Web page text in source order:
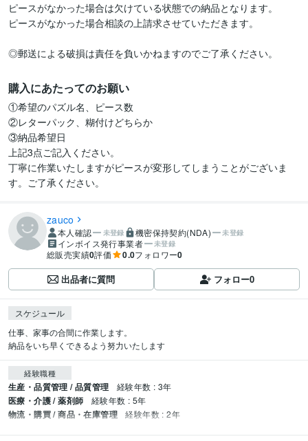
ピースがなかった場合は欠けている状態での納品となります。
ピースがなかった場合相談の上請求させていただきます。
◎郵送による破損は責任を負いかねますのでご了承ください。
購入にあたってのお願い
①希望のパズル名、ピース数
②レターパック、糊付けどちらか
③納品希望日
上記3点ご記入ください。
丁寧に作業いたしますがピースが変形してしまうことがございま
す。ご了承ください。
zauco
本人確認 未登録 機密保持契約(NDA) 未登録
インボイス発行事業者 未登録
総販売実績0評価 0.0フォロワー0
出品者に質問 フォロー0
スケジュール
仕事、家事の合間に作業します。
納品をいち早くできるよう努力いたします
経験職種
生産・品質管理 / 品質管理 経験年数 : 3年
医療・介護 / 薬剤師 経験年数 : 5年
物流・購買 / 商品・在庫管理 経験年数 : 2年